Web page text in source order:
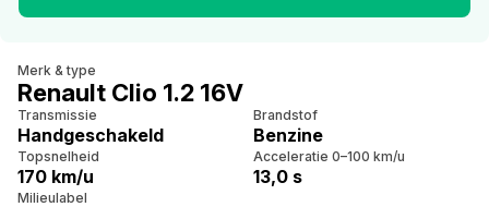
Merk & type
Renault Clio 1.2 16V
Transmissie
Handgeschakeld
Brandstof
Benzine
Topsnelheid
170 km/u
Acceleratie 0–100 km/u
13,0 s
Milieulabel